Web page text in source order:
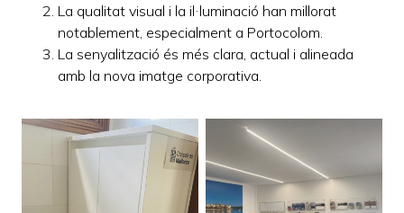
La qualitat visual i la il·luminació han millorat
notablement, especialment a Portocolom.
La senyalització és més clara, actual i alineada
amb la nova imatge corporativa.